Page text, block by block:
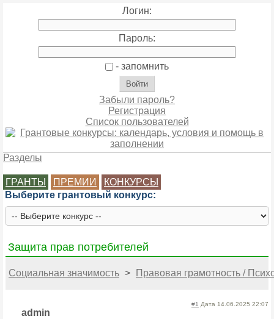
Логин:
Пароль:
- запомнить
Забыли пароль?
Регистрация
Список пользователей
Разделы
ГРАНТЫ ПРЕМИИ
КОНКУРСЫ
Выберите грантовый конкурс:
Защита прав потребителей
Социальная значимость > Правовая грамотность /
#1 Дата 14.06.2025 22:07
admin